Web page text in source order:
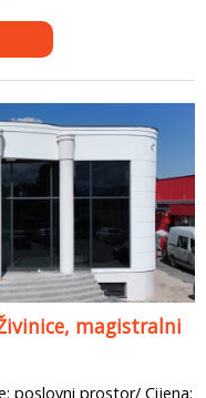
magistralni
poslovni prostor/ Cijena: